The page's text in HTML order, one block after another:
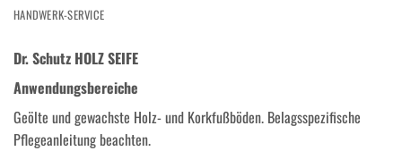
HANDWERK-SERVICE
Dr. Schutz HOLZ SEIFE
Anwendungsbereiche
Geölte und gewachste Holz- und Korkfußböden. Belagsspezifische
Pflegeanleitung beachten.